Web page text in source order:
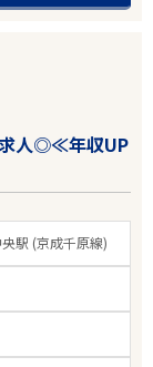
求人◎≪年収UP
駅 (京成千原線)